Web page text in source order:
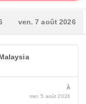
ven. 7 août 2026
À
mer. 5 août 2026